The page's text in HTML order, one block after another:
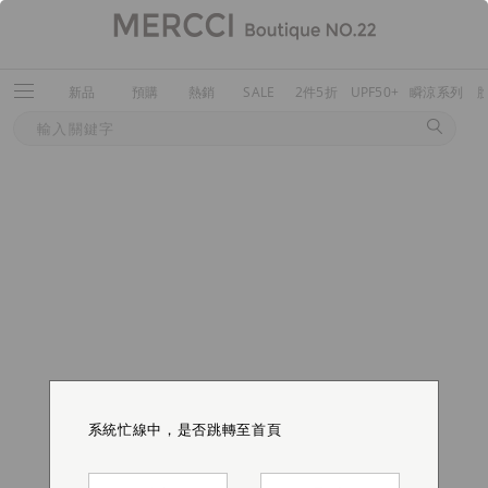
新品 預購 熱銷 SALE 2件5折 UPF50+ 瞬涼系列
系統忙線中，是否跳轉至首頁
系統忙線中，是否跳轉至首頁
系統忙線中，是否跳轉至首頁
系統忙線中，是否跳轉至首頁
系統忙線中，是否跳轉至首頁